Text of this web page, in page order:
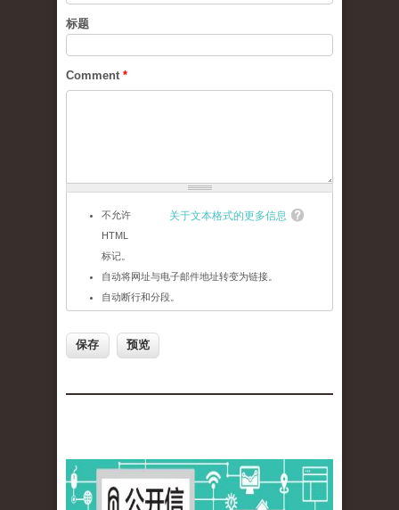
标题
Comment *
关于文本格式的更多信息
不允许
HTML
标记。
自动将网址与电子邮件地址转变为链接。
自动断行和分段。